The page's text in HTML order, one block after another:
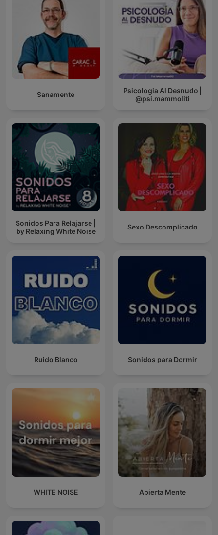
Sanamente
Psicologia Al Desnudo |
@psi.mammoliti
Sonidos Para Relajarse |
by Relaxing White Noise
Sexo Descomplicado
Ruido Blanco Sonidos para Dormir
WHITE NOISE Abierta Mente